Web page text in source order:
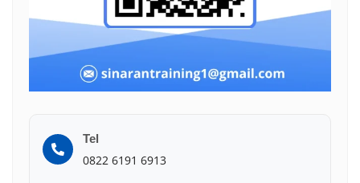
Tel
0822 6191 6913